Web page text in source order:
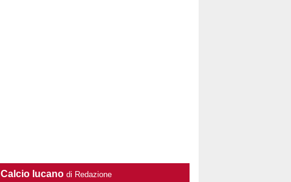
Calcio lucanodi Redazione